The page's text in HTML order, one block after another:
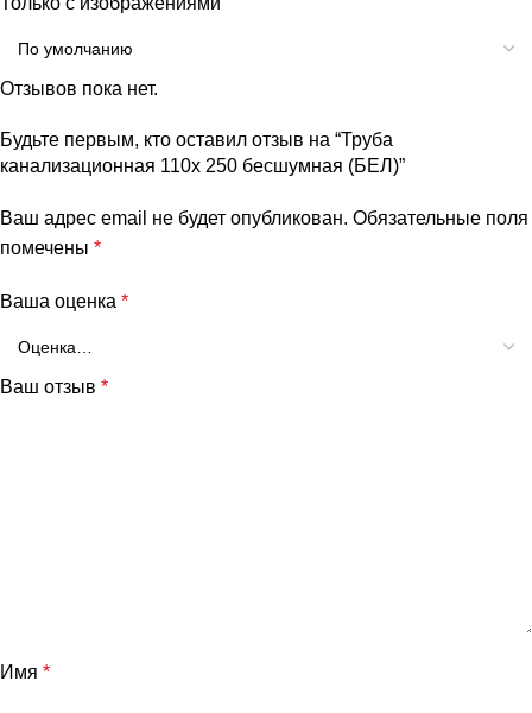
Отзывов пока нет.
Будьте первым, кто оставил отзыв на “Труба
канализационная 110х 250 бесшумная (БЕЛ)”
Ваш адрес email не будет опубликован. Обязательные поля
помечены *
Ваша оценка *
Ваш отзыв *
Имя *